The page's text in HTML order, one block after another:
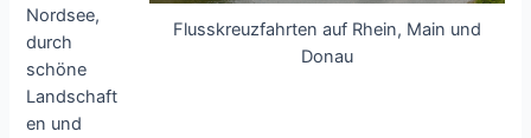
Flusskreuzfahrten auf Rhein, Main und
Donau
Nordsee,
durch
schöne
Landschaft
en und